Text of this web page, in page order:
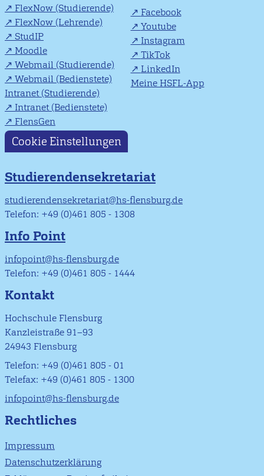
FlexNow (Studierende)
FlexNow (Lehrende)
StudIP
Moodle
Webmail (Studierende)
Webmail (Bedienstete)
Intranet (Studierende)
Intranet (Bedienstete)
FlensGen
Facebook
Youtube
Instagram
TikTok
LinkedIn
Meine HSFL-App
Cookie Einstellungen
Studierendensekretariat
studierendensekretariat@hs-flensburg.de
Telefon: +49 (0)461 805 - 1308
Info Point
infopoint@hs-flensburg.de
Telefon: +49 (0)461 805 - 1444
Kontakt
Hochschule Flensburg
Kanzleistraße 91–93
24943 Flensburg
Telefon: +49 (0)461 805 - 01
Telefax: +49 (0)461 805 - 1300
infopoint@hs-flensburg.de
Rechtliches
Impressum
Datenschutzerklärung